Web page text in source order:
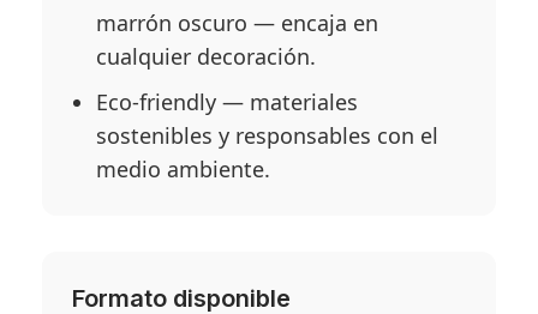
marrón oscuro — encaja en
cualquier decoración.
Eco-friendly — materiales
sostenibles y responsables con el
medio ambiente.
Formato disponible